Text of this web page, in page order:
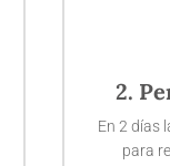
2.
En 2 días
para